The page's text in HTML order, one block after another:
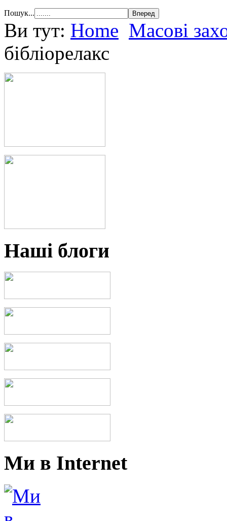
Пошук...
Ви тут: Home Масові
бібліорелакс
Наші блоги
Ми в Internet